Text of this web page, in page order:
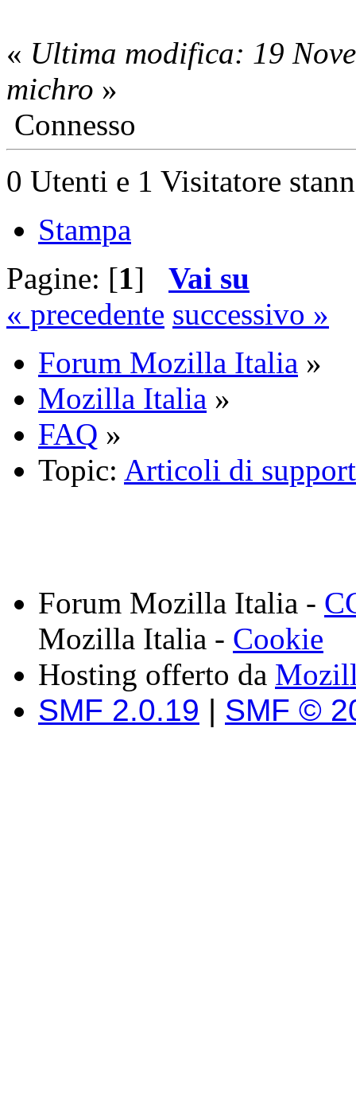
« Ultima modifica: 19
michro »
Connesso
0 Utenti e 1 Visitatore
Stampa
Pagine: [1] Vai su
« precedente successivo »
Forum Mozilla Italia »
Mozilla Italia »
FAQ »
Topic: Articoli di
Forum Mozilla Italia -
Mozilla Italia - Cookie
Hosting offerto da
SMF 2.0.19 | SMF ©